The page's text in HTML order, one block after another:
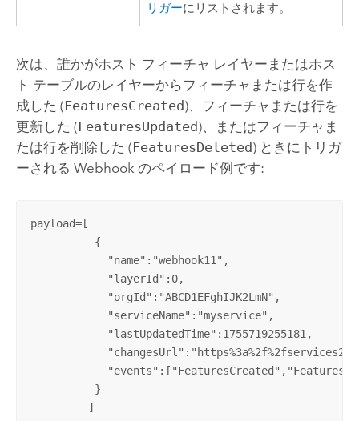
リガーにリストされます。
次は、誰かがホスト フィーチャ レイヤーまたはホス
ト テーブルのレイヤーからフィーチャまたは行を作
成した (FeaturesCreated )、フィーチャまたは行を
更新した (FeaturesUpdated )、またはフィーチャま
たは行を削除した (FeaturesDeleted ) ときにトリガ
ーされる Webhook のペイロード例です:
payload=[
          {
            "name":"webhook11",
            "layerId":0,
            "orgId":"ABCD1EFghIJK2LmN",
            "serviceName":"myservice",
            "lastUpdatedTime":1755719255181,
          }
         ]